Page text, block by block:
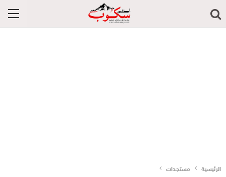
الرئيسية مستجدات